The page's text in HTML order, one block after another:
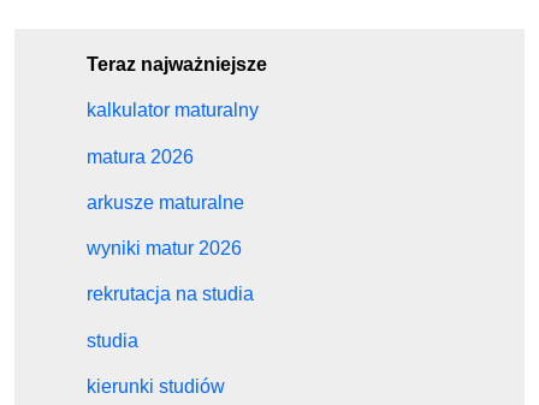
Teraz najważniejsze
kalkulator maturalny
matura 2026
arkusze maturalne
wyniki matur 2026
rekrutacja na studia
studia
kierunki studiów